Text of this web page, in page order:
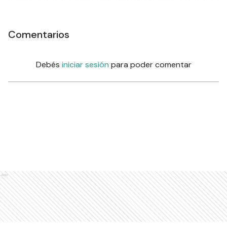
Comentarios
Debés iniciar sesión para poder comentar
Ads